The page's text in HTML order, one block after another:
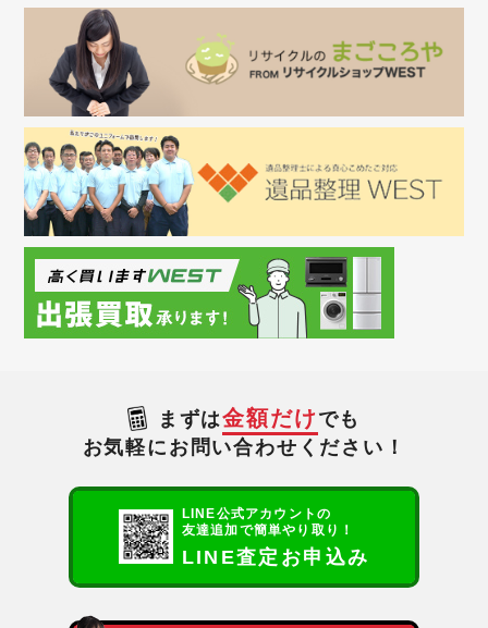
まずは金額だけ でも
お気軽にお問い合わせください！
LINE公式アカウントの
友達追加で簡単やり取り！
LINE査定お申込み